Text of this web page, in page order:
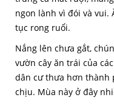
ngon lành vì đói và vui.
tục rong ruổi.
Nắng lên chưa gắt,
vườn cây ăn trái của
dân cư thưa hơn thành
chịu. Mùa này ở đây